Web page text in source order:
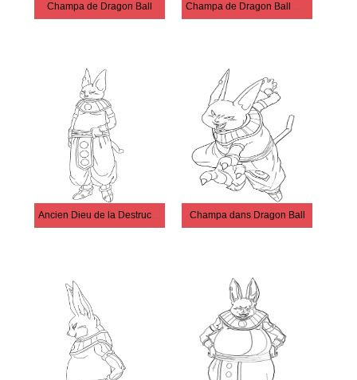
Champa de Dragon Ball Champa de Dragon Ball Super
Ancien Dieu de la Destruction Champa Champa dans Dragon Ball